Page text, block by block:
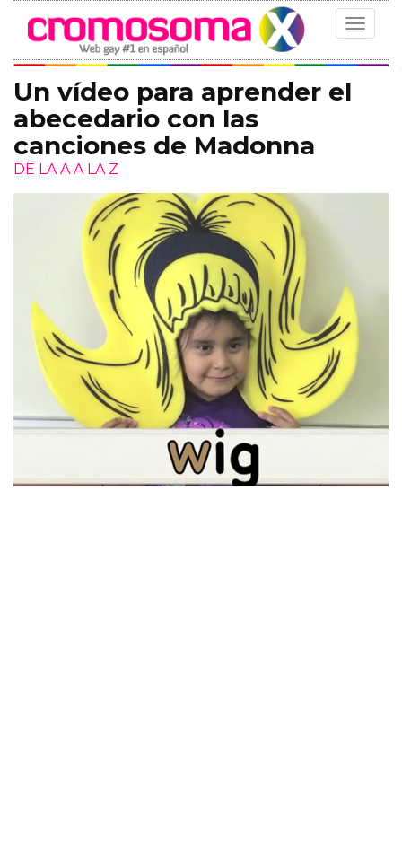
Toggle
Un vídeo para aprender el
abecedario con las
canciones de Madonna
DE LA A A LA Z